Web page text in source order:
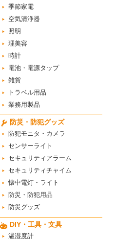
季節家電
空気清浄器
照明
理美容
時計
電池・電源タップ
雑貨
トラベル用品
業務用製品
防災・防犯グッズ
防犯モニタ・カメラ
センサーライト
セキュリティアラーム
セキュリティチャイム
懐中電灯・ライト
防災・防犯用品
防災グッズ
DIY・工具・文具
温湿度計